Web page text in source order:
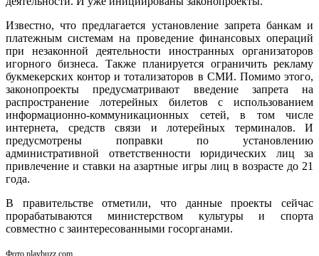
Известно, что предлагается установление запрета банкам и
платежным системам на проведение финансовых операций
при незаконной деятельности иностранных организаторов
игорного бизнеса. Также планируется ограничить рекламу
букмекерских контор и тотализаторов в СМИ. Помимо этого,
законопроекты предусматривают введение запрета на
распространение лотерейных билетов с использованием
информационно-коммуникационных сетей, в том числе
интернета, средств связи и лотерейных терминалов. И
предусмотрены поправки по установлению
административной ответственности юридических лиц за
привлечение и ставки на азартные игры лиц в возрасте до 21
года.
В правительстве отметили, что данные проекты сейчас
прорабатываются министерством культуры и спорта
совместно с заинтересованными госорганами.
Фото playbuzz.com